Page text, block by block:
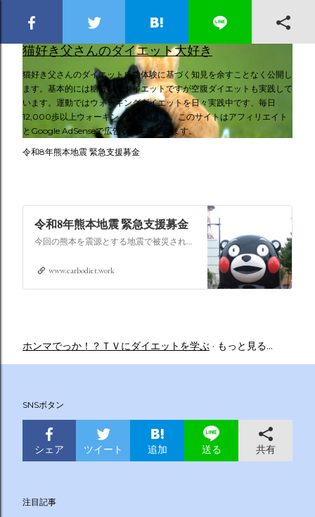
スキップしてメイン コンテンツに移動
猫好き父さんのダイエット大好き
猫好き父さんのダイエット成功体験に基づく知見を余すことなく公開し
ます。基本的には糖質制限ダイエットですが空腹ダイエットも実践して
います。運動ではウォーキングダイエットを日々実践中です、毎日
12,000歩以上ウォーキングしています。このサイトはアフィリエイト
とGoogle AdSenseで広告収入を得ています。
令和8年熊本地震 緊急支援募金
令和8年熊本地震 緊急支援募金
今回の熊本を震源とする地震で被災された皆さままだまだ余震も続き大変な時間を過ごされていると思います。心よりお見舞い申し上げます
www.carbodiet.work
ホンマでっか！？ＴＶにダイエットを学ぶ もっと見る…
SNSボタン
シェア ツイート 追加 送る 共有
注目記事